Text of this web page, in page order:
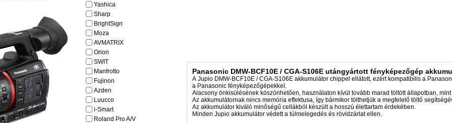
Yashica
Sharp
BrightSign
Moza
AVMATRIX
Orion
SWIT
Manfrotto
Fujinon
Azden
Luucco
i-Smart
Roland Pro A/V
Panasonic DMW-BCF10E / CGA-S106E utángyártott fényképezőgép
A Jupio DMW-BCF10E / CGA-S106E akkumulátor chippel ellátott, ezért kompatibilis a
a Panasonic fényképezőgépekkel.
Alacsony önkisülésének köszönhetően, használaton kívül tovább marad töltött állapotban,
Az akkumulátornak nincs memória effektusa, így bármikor tölthetjük a megfelelő töltő
Az akkumulátor kiváló minőségű cellákból készült a hosszú élettartam érdekében.
Minden Jupio akkumulátor védett a túlmelegedés és rövidzárlat ellen.